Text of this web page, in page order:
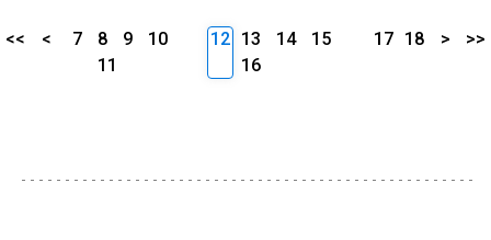
<< < 7 8 9
10
11
12 13 14
15
16
17 18 > >>